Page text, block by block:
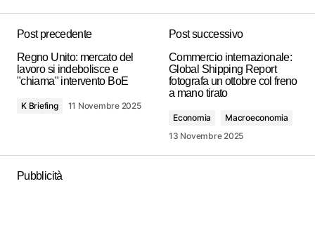
Post precedente
Regno Unito: mercato del
lavoro si indebolisce e
"chiama" intervento BoE
K Briefing 11 Novembre 2025
Post successivo
Commercio internazionale:
Global Shipping Report
fotografa un ottobre col freno
a mano tirato
Economia
Macroeconomia
13 Novembre 2025
Pubblicità